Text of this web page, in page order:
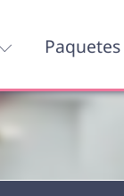
Paquetes